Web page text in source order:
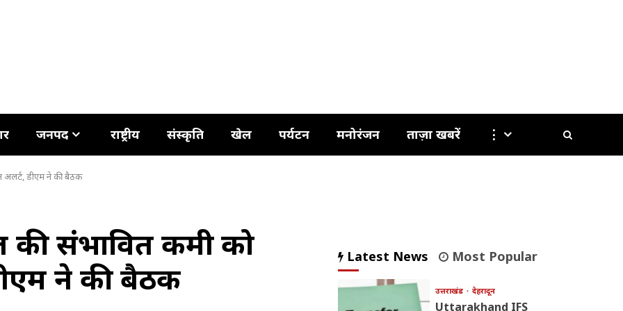
जनपद राष्ट्रीय संस्कृति खेल पर्यटन मनोरंजन ताज़ा खबरें ⋮
अलर्ट, डीएम ने की बैठक
की संभावित कमी को
ने की बैठक
Latest News Most Popular
उत्तराखंड देहरादून
Uttarakhand IFS